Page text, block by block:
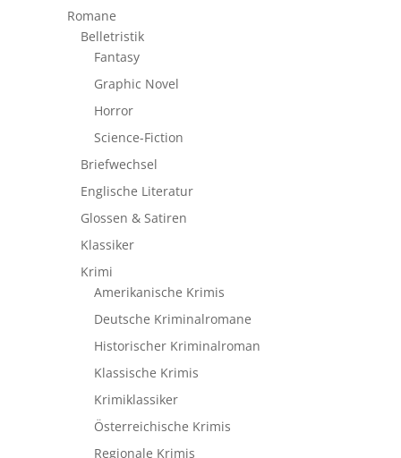
Romane
Belletristik
Fantasy
Graphic Novel
Horror
Science-Fiction
Briefwechsel
Englische Literatur
Glossen & Satiren
Klassiker
Krimi
Amerikanische Krimis
Deutsche Kriminalromane
Historischer Kriminalroman
Klassische Krimis
Krimiklassiker
Österreichische Krimis
Regionale Krimis